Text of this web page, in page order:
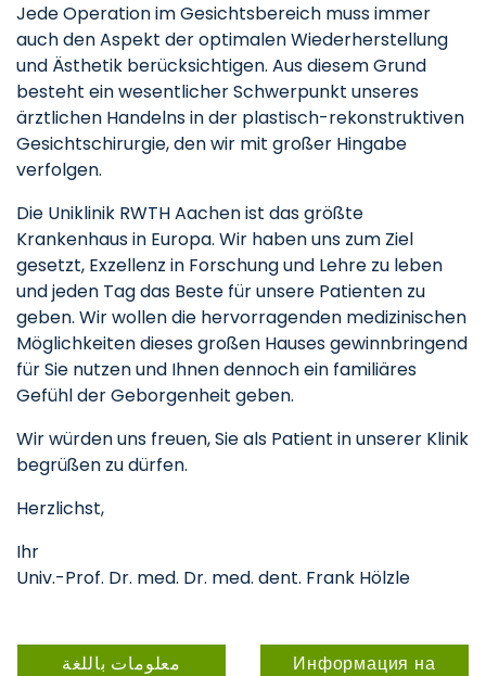
Jede Operation im Gesichtsbereich muss immer
auch den Aspekt der optimalen Wiederherstellung
und Ästhetik berücksichtigen. Aus diesem Grund
besteht ein wesentlicher Schwerpunkt unseres
ärztlichen Handelns in der plastisch-rekonstruktiven
Gesichtschirurgie, den wir mit großer Hingabe
verfolgen.
Die Uniklinik RWTH Aachen ist das größte
Krankenhaus in Europa. Wir haben uns zum Ziel
gesetzt, Exzellenz in Forschung und Lehre zu leben
und jeden Tag das Beste für unsere Patienten zu
geben. Wir wollen die hervorragenden medizinischen
Möglichkeiten dieses großen Hauses gewinnbringend
für Sie nutzen und Ihnen dennoch ein familiäres
Gefühl der Geborgenheit geben.
Wir würden uns freuen, Sie als Patient in unserer Klinik
begrüßen zu dürfen.
Herzlichst,
Ihr
Univ.-Prof. Dr. med. Dr. med. dent. Frank Hölzle
معلومات باللغة
Информация на